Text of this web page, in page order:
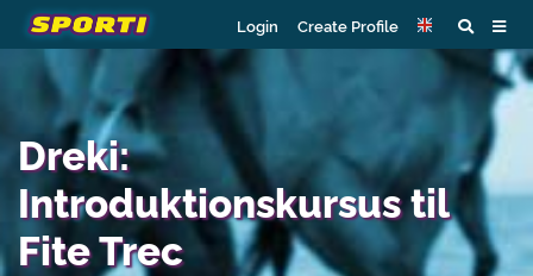
Login Create Profile
Dreki:
Introduktionskursus til
Fite Trec